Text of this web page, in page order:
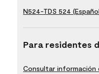
N524-TDS 524
Para residentes
Consultar información